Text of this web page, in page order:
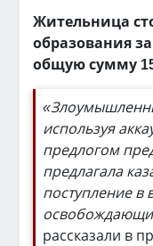
Жительница
образования
общую сумму
используя
предлогом
предлагала
поступление в
рассказали в